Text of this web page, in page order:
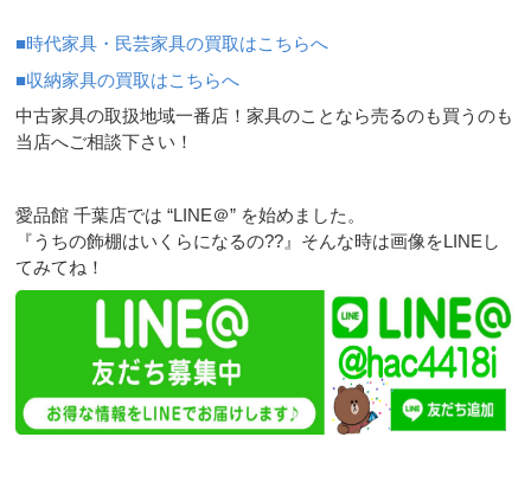
■時代家具・民芸家具の買取はこちらへ
■収納家具の買取はこちらへ
中古家具の取扱地域一番店！家具のことなら売るのも買うのも
当店へご相談下さい！
愛品館 千葉店では “LINE＠” を始めました。
『うちの飾棚はいくらになるの??』そんな時は画像をLINEし
てみてね！